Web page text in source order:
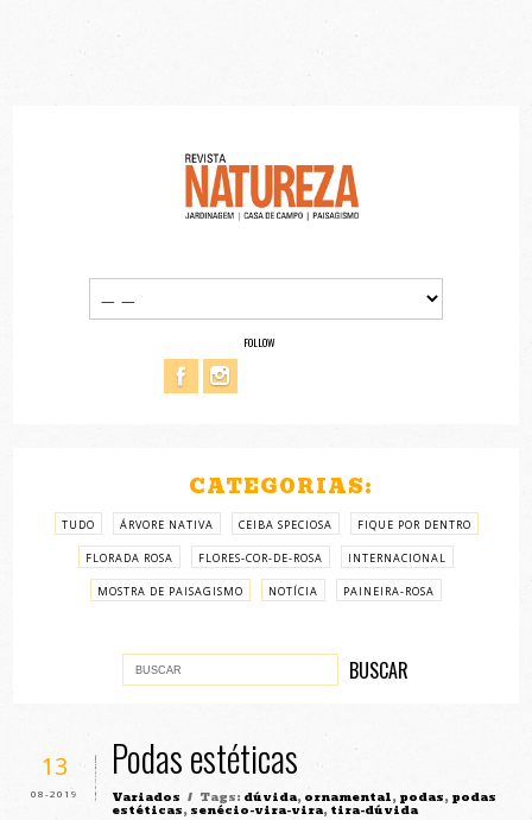
FOLLOW
CATEGORIAS:
TUDO ÁRVORE NATIVA CEIBA SPECIOSA FIQUE POR DENTRO
FLORADA ROSA FLORES-COR-DE-ROSA INTERNACIONAL
MOSTRA DE PAISAGISMO NOTÍCIA PAINEIRA-ROSA
13
08-2019
Podas estéticas
Variados / Tags: dúvida, ornamental, podas, podas
estéticas, senécio-vira-vira, tira-dúvida